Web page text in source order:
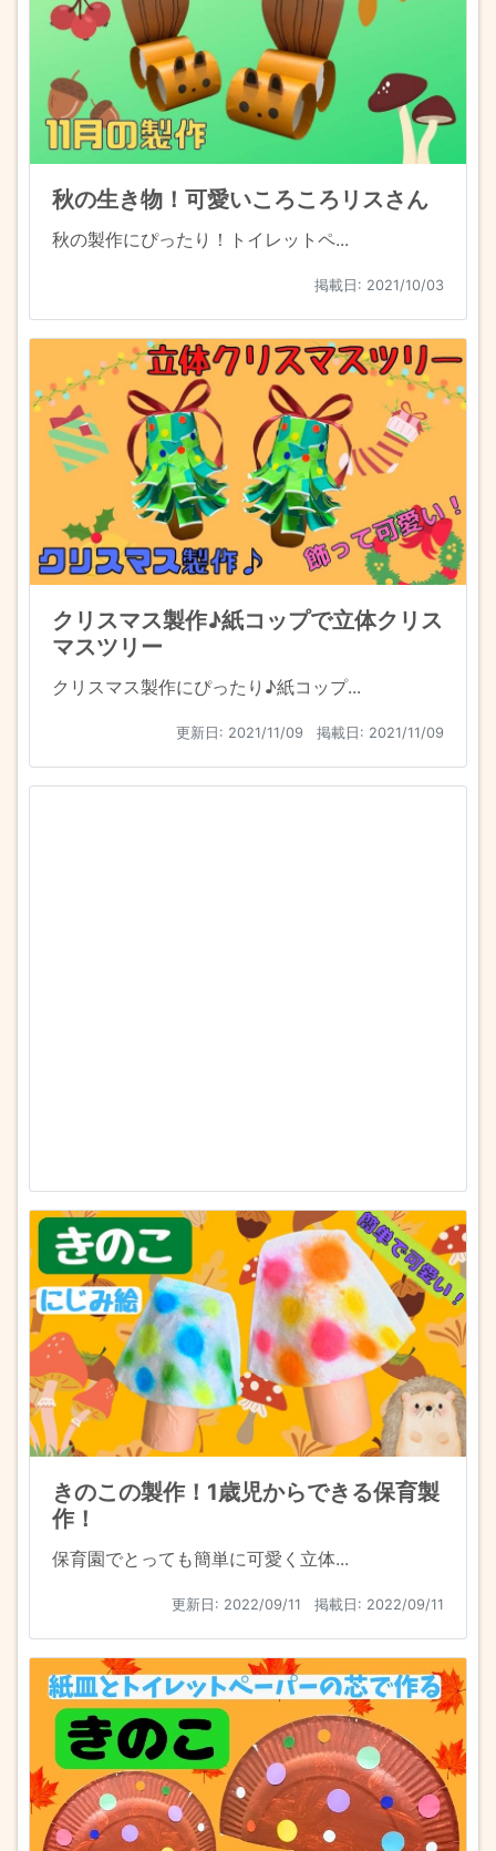
秋の生き物！可愛いころころリスさん
秋の製作にぴったり！トイレットペ...
掲載日: 2021/10/03
クリスマス製作♪紙コップで立体クリス
マスツリー
クリスマス製作にぴったり♪紙コップ...
更新日: 2021/11/09 掲載日: 2021/11/09
きのこの製作！1歳児からできる保育製
作！
保育園でとっても簡単に可愛く立体...
更新日: 2022/09/11 掲載日: 2022/09/11